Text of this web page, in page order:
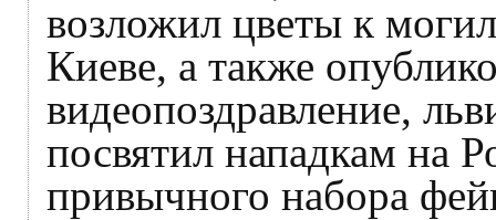
возложил цветы к
Киеве, а также
видеопоздравление,
посвятил нападкам на
привычного набора